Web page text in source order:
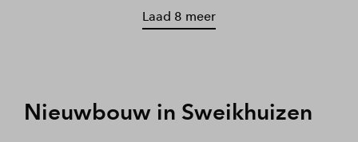
Laad 8 meer
Nieuwbouw in Sweikhuizen